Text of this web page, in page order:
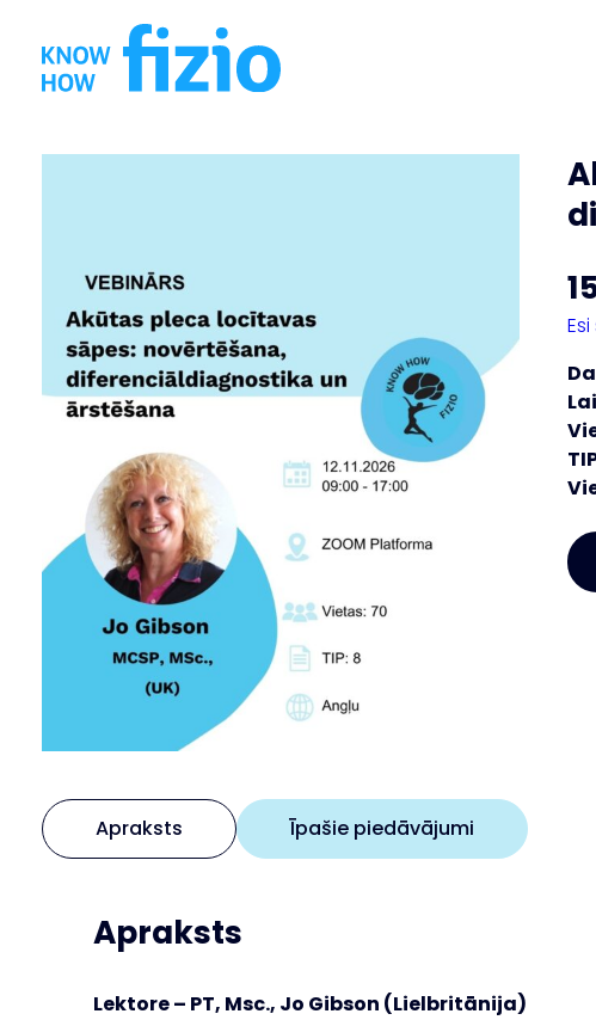
saturu
Apraksts Īpašie piedāvājumi
Apraksts
Lektore – PT, Msc., Jo Gibson (Lielbritānija)